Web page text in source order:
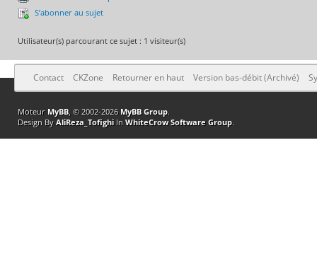
S’abonner au sujet
Utilisateur(s) parcourant ce sujet : 1 visiteur(s)
Contact CKZone Retourner en haut Version bas-débit (Archivé)
Moteur MyBB, © 2002-2026 MyBB Group.
Design By AliReza_TofighiIn WhiteCrow Software Group.